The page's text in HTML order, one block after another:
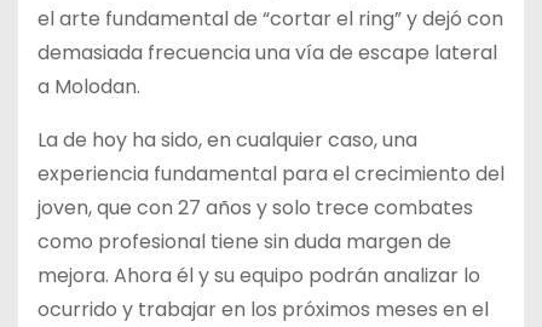
el arte fundamental de “cortar el ring” y dejó con
demasiada frecuencia una vía de escape lateral
a Molodan.
La de hoy ha sido, en cualquier caso, una
experiencia fundamental para el crecimiento del
joven, que con 27 años y solo trece combates
como profesional tiene sin duda margen de
mejora. Ahora él y su equipo podrán analizar lo
ocurrido y trabajar en los próximos meses en el